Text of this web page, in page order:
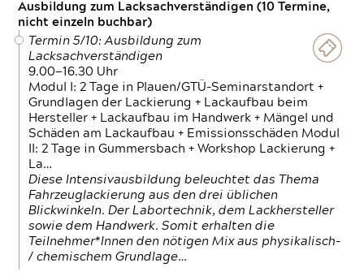
Ausbildung zum Lacksachverständigen (10 Termine,
nicht einzeln buchbar)
Termin 5/10: Ausbildung zum
Lacksachverständigen
9.00—16.30 Uhr
Modul I: 2 Tage in Plauen/GTÜ-Seminarstandort +
Grundlagen der Lackierung + Lackaufbau beim
Hersteller + Lackaufbau im Handwerk + Mängel und
Schäden am Lackaufbau + Emissionsschäden Modul
II: 2 Tage in Gummersbach + Workshop Lackierung +
La…
Diese Intensivausbildung beleuchtet das Thema
Fahrzeuglackierung aus den drei üblichen
Blickwinkeln. Der Labortechnik, dem Lackhersteller
sowie dem Handwerk. Somit erhalten die
Teilnehmer*Innen den nötigen Mix aus physikalisch-
/ chemischem Grundlage…